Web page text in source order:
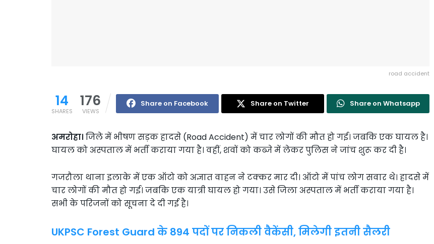
road accident
14
SHARES
176
VIEWS
Share on Facebook Share on Twitter Share on Whatsapp
अमरोहा। जिले में भीषण सड़क हादसे (Road Accident) में चार लोगों की मौत हो गई। जबकि एक घायल है।
घायल को अस्पताल में भर्ती कराया गया है। वहीं, शवों को कब्जे में लेकर पुलिस ने जांच शुरू कर दी है।
गजरौला थाना इलाके में एक ऑटो को अज्ञात वाहन ने टक्कर मार दी। ऑटो में पांच लोग सवार थे। हादसे में
चार लोगों की मौत हो गई। जबकि एक यात्री घायल हो गया। उसे जिला अस्पताल में भर्ती कराया गया है।
सभी के परिजनों को सूचना दे दी गई है।
UKPSC Forest Guard के 894 पदों पर निकली वैकेंसी, मिलेगी इतनी सैलरी